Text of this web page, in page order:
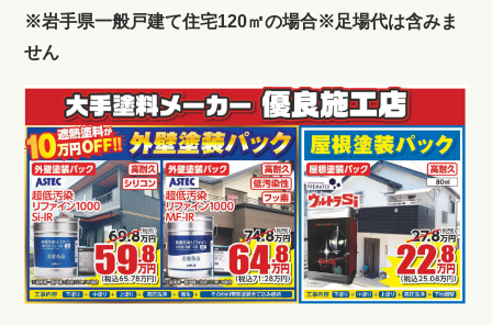
※岩手県一般戸建て住宅120㎡の場合※足場代は含みま
せん